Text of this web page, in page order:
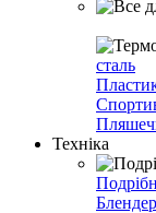
сталь
Техніка